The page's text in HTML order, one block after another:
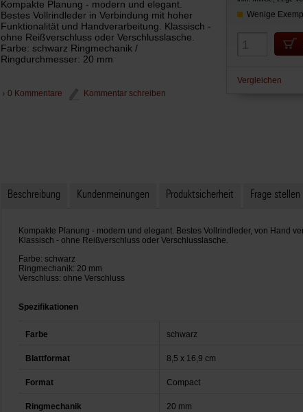
Kompakte Planung - modern und elegant.
Bestes Vollrindleder in Verbindung mit hoher
Funktionalität und Handverarbeitung. Klassisch -
ohne Reißverschluss oder Verschlusslasche.
Farbe: schwarz Ringmechanik /
Ringdurchmesser: 20 mm
0 Kommentare Kommentar schreiben
Wenige
Vergleichen
Beschreibung Kundenmeinungen Produktsicherheit Frage stellen
Kompakte Planung - modern und elegant. Bestes Vollrindleder, von Hand
Klassisch - ohne Reißverschluss oder Verschlusslasche.
Farbe: schwarz
Ringmechanik: 20 mm
Verschluss: ohne Verschluss
Spezifikationen
Farbe schwarz
Blattformat 8,5 x 16,9 cm
Format Compact
Ringmechanik 20 mm